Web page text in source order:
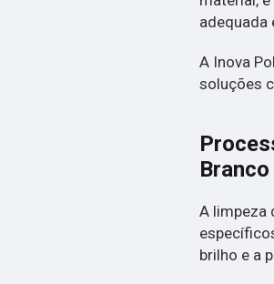
adequada
A Inova
soluções
Branco
A limpeza
brilho e a